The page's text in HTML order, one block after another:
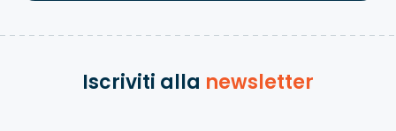
Iscriviti alla newsletter